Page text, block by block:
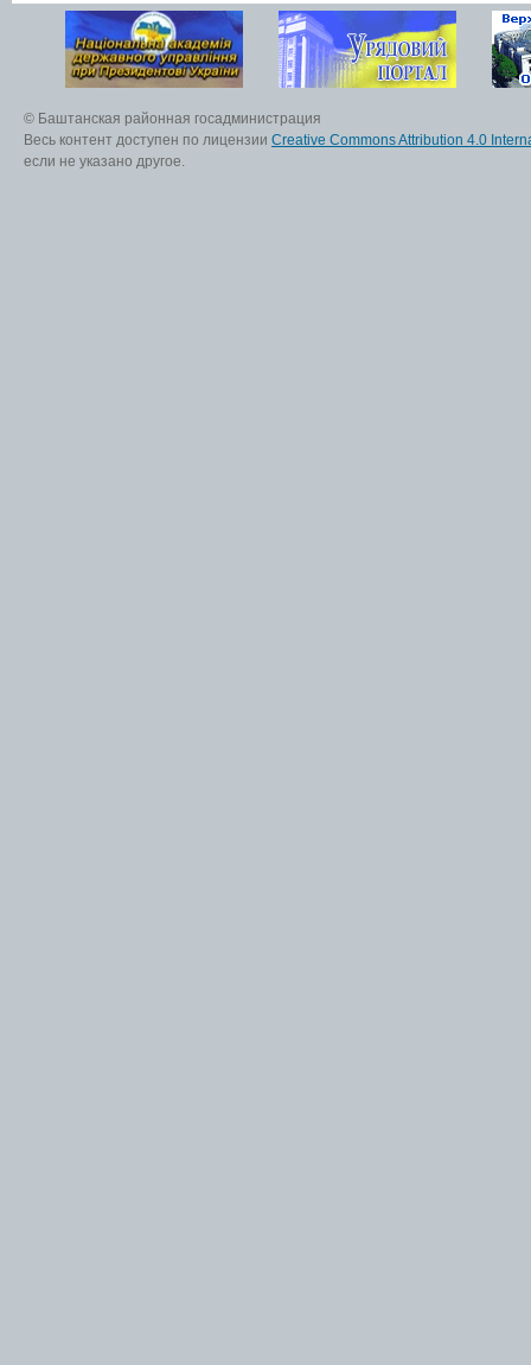
© Баштанская районная госадминистрация
Весь контент доступен по лицензии Creative Commons Attribution 4.0
если не указано другое.